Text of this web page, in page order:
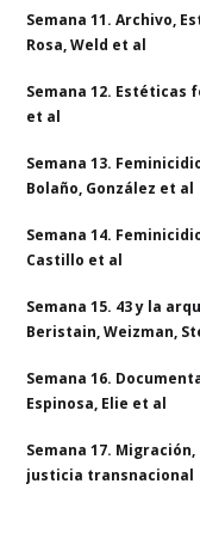
Semana 11. Archivo,
Rosa, Weld et al
Semana 12. Estéticas
et al
Semana 13.
Bolaño, González et al
Semana 14.
Castillo et al
Semana 15. 43 y la
Beristain, Weizman,
Semana 16.
Espinosa, Elie et al
Semana 17.
justicia transnacional